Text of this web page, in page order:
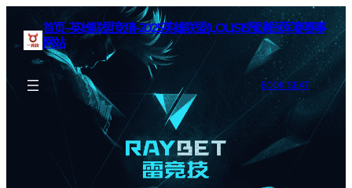
首页–英雄联盟竞猜-2025英雄联盟(LOL)S15预测冠军赛赛事
网站
BOOK SEAT